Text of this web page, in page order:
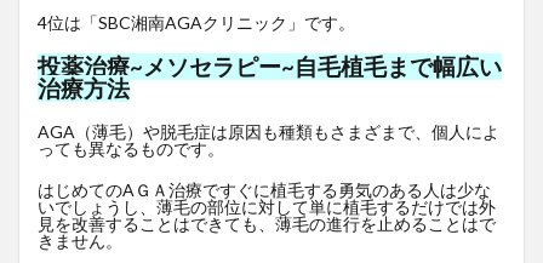
4位は「SBC湘南AGAクリニック」です。
投薬治療~メソセラピー~自毛植毛まで幅広い
治療方法
AGA（薄毛）や脱毛症は原因も種類もさまざまで、個人によ
っても異なるものです。
はじめてのAＧＡ治療ですぐに植毛する勇気のある人は少な
いでしょうし、薄毛の部位に対して単に植毛するだけでは外
見を改善することはできても、薄毛の進行を止めることはで
きません。